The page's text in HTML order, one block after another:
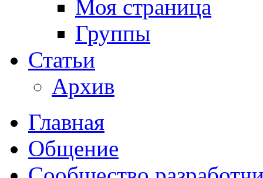
Моя страница
Группы
Статьи
Архив
Главная
Общение